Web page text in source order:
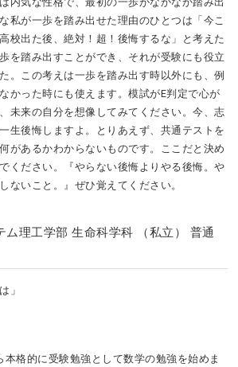
私が一歩を踏み出せた理由のひとつは「今こ
校出た後、絶対！超！後悔するな」と考えた
を踏み出すことができ、それが受験にも役立
。この考えは一歩を踏み出す時以外にも、例
かった時にも使えます。模試がE判定で心が
未来の自分を想像してみてください。今、志
生後悔しますよ。とりあえず、共通テストを
があるかわからないものです。ここだと決め
ください。『やらない後悔よりやる後悔。や
ないこと。』ぜひ覚えてください。
ム理工学部 生命科学科 （私立） 普通
」
本格的に受験勉強として数学の勉強を始めま